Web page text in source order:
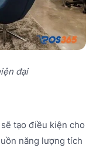
đại
tạo điều kiện cho
năng lượng tích